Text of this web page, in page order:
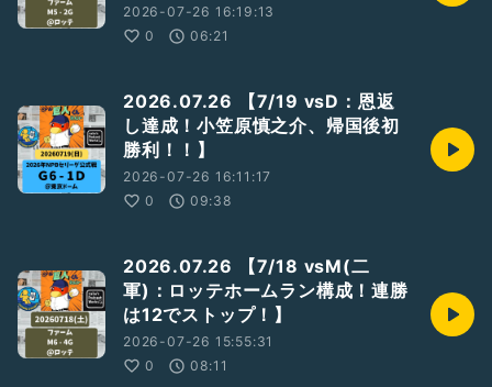
2026-07-26 16:19:13
0
06:21
2026.07.26 【7/19 vsD：恩返
し達成！小笠原慎之介、帰国後初
勝利！！】
2026-07-26 16:11:17
0
09:38
2026.07.26 【7/18 vsM(二
軍)：ロッテホームラン構成！連勝
は12でストップ！】
2026-07-26 15:55:31
0
08:11